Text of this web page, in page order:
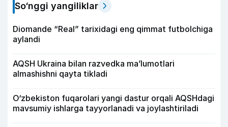
So‘nggi yangiliklar
Diomande “Real” tarixidagi eng qimmat futbolchiga
aylandi
AQSH Ukraina bilan razvedka ma’lumotlari
almashishni qayta tikladi
O‘zbekiston fuqarolari yangi dastur orqali AQSHdagi
mavsumiy ishlarga tayyorlanadi va joylashtiriladi